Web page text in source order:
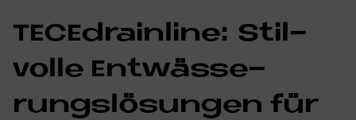
TE­CEdrain­li­ne: Stil­
vol­le Ent­wäs­se­
rungs­lö­sun­gen für